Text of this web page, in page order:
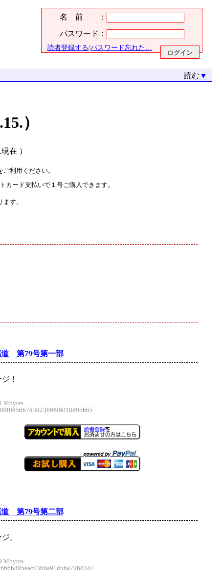
名 前 ：
パスワード：
読者登録する/パスワード忘れた…
読む ▼
）
在 ）
ご利用ください。
カード支払いで１号ご購入できます。
ます。
道 第79号第一部
！
Mbytes
道 第79号第二部
。
Mbytes